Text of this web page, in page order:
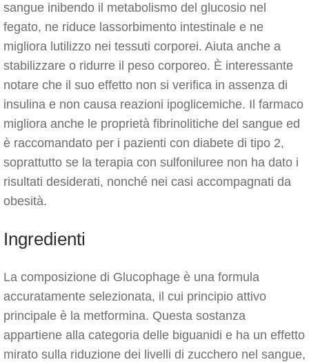
sangue inibendo il metabolismo del glucosio nel
fegato, ne riduce lassorbimento intestinale e ne
migliora lutilizzo nei tessuti corporei. Aiuta anche a
stabilizzare o ridurre il peso corporeo. È interessante
notare che il suo effetto non si verifica in assenza di
insulina e non causa reazioni ipoglicemiche. Il farmaco
migliora anche le proprietà fibrinolitiche del sangue ed
è raccomandato per i pazienti con diabete di tipo 2,
soprattutto se la terapia con sulfoniluree non ha dato i
risultati desiderati, nonché nei casi accompagnati da
obesità.
Ingredienti
La composizione di Glucophage è una formula
accuratamente selezionata, il cui principio attivo
principale è la metformina. Questa sostanza
appartiene alla categoria delle biguanidi e ha un effetto
mirato sulla riduzione dei livelli di zucchero nel sangue,